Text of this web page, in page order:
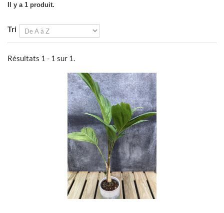
Il y a 1 produit.
Tri
Résultats 1 - 1 sur 1.